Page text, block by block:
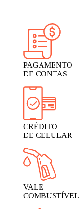
PAGAMENTO
DE CONTAS
CRÉDITO
DE CELULAR
VALE
COMBUSTÍVEL